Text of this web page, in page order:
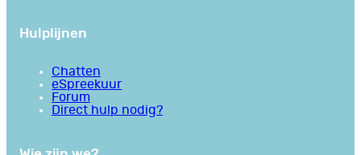
Hulplijnen
Chatten
eSpreekuur
Forum
Direct hulp nodig?